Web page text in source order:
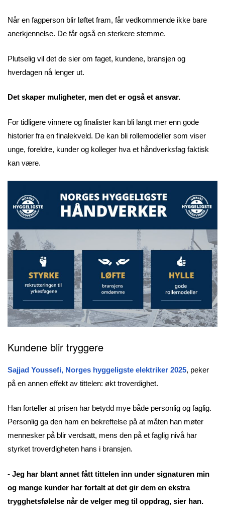
Når en fagperson blir løftet fram, får vedkommende ikke bare
anerkjennelse. De får også en sterkere stemme.
Plutselig vil det de sier om faget, kundene, bransjen og
hverdagen nå lenger ut.
Det skaper muligheter, men det er også et ansvar.
For tidligere vinnere og finalister kan bli langt mer enn gode
historier fra en finalekveld. De kan bli rollemodeller som viser
unge, foreldre, kunder og kolleger hva et håndverksfag faktisk
kan være.
Kundene blir tryggere
Sajjad Youssefi, Norges hyggeligste elektriker 2025, peker
på en annen effekt av tittelen: økt troverdighet.
Han forteller at prisen har betydd mye både personlig og faglig.
Personlig ga den ham en bekreftelse på at måten han møter
mennesker på blir verdsatt, mens den på et faglig nivå har
styrket troverdigheten hans i bransjen.
- Jeg har blant annet fått tittelen inn under signaturen min
og mange kunder har fortalt at det gir dem en ekstra
trygghetsfølelse når de velger meg til oppdrag, sier han.